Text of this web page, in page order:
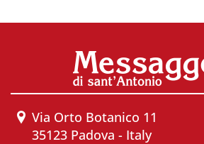
Via Orto Botanico 11
35123 Padova - Italy